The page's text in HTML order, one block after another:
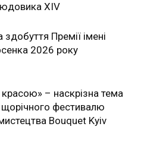
XIV
здобуття Премії імені
2026 року
красою» – наскрізна тема
щорічного фестивалю
Bouquet Kyiv